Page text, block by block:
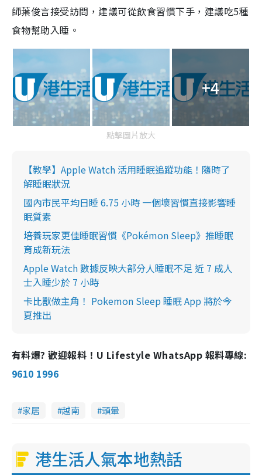
師葉俊言接受訪問，建議可從飲食習慣下手，建議吃5種
食物幫助入睡。
+4
點擊圖片放大
【教學】Apple Watch 活用睡眠追蹤功能！隨時了
解睡眠狀況
國內市民平均日睡 6.75 小時 一個壞習慣直接影響睡
眠質素
培養玩家更佳睡眠習慣《Pokémon Sleep》推睡眠
育成新玩法
Apple Watch 數據反映大部分人睡眠不足 近 7 成人
士入睡少於 7 小時
卡比獸做主角！ Pokemon Sleep 睡眠 App 將於今
夏推出
有料爆? 歡迎報料！U Lifestyle WhatsApp 報料專線:
9610 1996
家居 越南 頭暈
港生活人氣本地熱話